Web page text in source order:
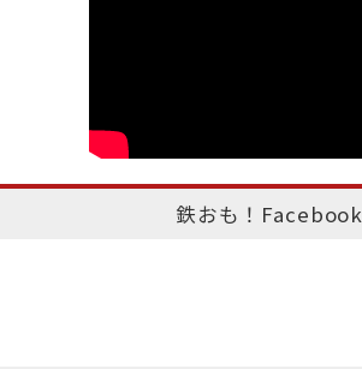
鉄おも！Facebook